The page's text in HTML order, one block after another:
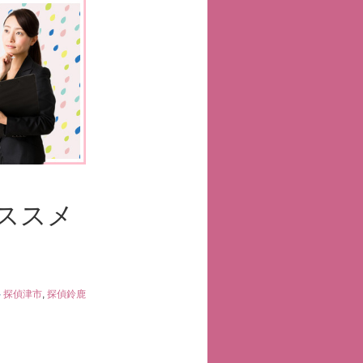
スメ
探偵津市, 探偵鈴鹿